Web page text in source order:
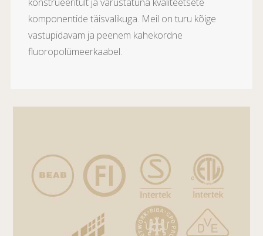
komponentide täisvalikuga. Meil on turu kõige
vastupidavam ja peenem kahekordne
fluoropolümeerkaabel.